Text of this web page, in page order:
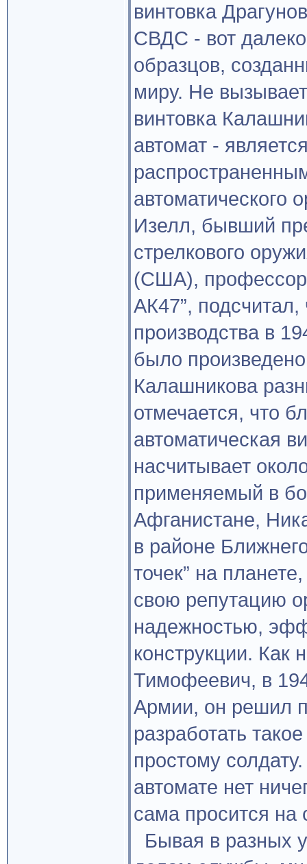
винтовка
СВДС - вот
образцов,
миру. Не
винтовка
автомат -
автоматического
Изелл, бывший
стрелкового
(США), профессор
АК47”,
производства в
было
Калашникова
отмечается, что
автоматическая
насчитывает
применяемый в
Афганистане,
в районе
точек” на
свою репутацию
надежностью,
конструкции. Как
Тимофеевич, в
Армии, он решил
разработать
простому
автомате нет
сама просится на
Бывая в разных